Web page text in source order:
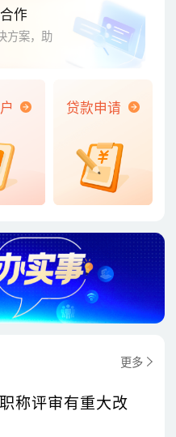
作
方案，助
贷款申请
更多
称评审有重大改